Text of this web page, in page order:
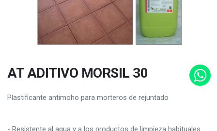
AT ADITIVO MORSIL 30
Plastificante antimoho para morteros de rejuntado
- Resistente al agua y a los productos de limpieza habituales